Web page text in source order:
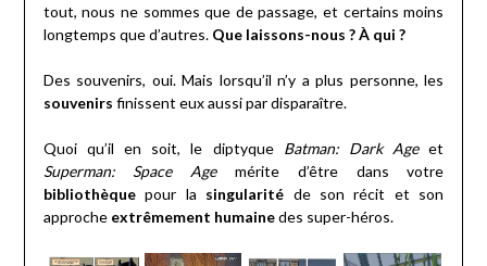
tout, nous ne sommes que de passage, et certains moins
longtemps que d’autres. Que laissons-nous ? À qui ?
Des souvenirs, oui. Mais lorsqu’il n’y a plus personne, les
souvenirs finissent eux aussi par disparaître.
Quoi qu’il en soit, le diptyque Batman: Dark Ageet
Superman: Space Agemérite d’être dans votre
bibliothèquepour la singularité de son récit et son
approche extrêmement humainedes super-héros.